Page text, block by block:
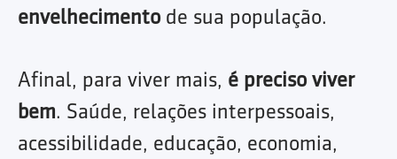
envelhecimento de sua população.
Afinal, para viver mais, é preciso viver
bem. Saúde, relações interpessoais,
acessibilidade, educação, economia,